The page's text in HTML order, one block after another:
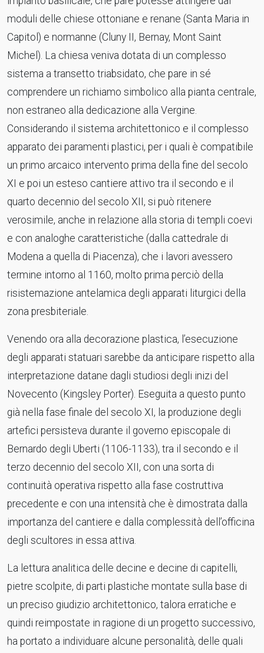
moduli delle chiese ottoniane e renane (Santa Maria in
Capitol) e normanne (Cluny II, Bernay, Mont Saint
Michel). La chiesa veniva dotata di un complesso
sistema a transetto triabsidato, che pare in sé
comprendere un richiamo simbolico alla pianta centrale,
non estraneo alla dedicazione alla Vergine.
Considerando il sistema architettonico e il complesso
apparato dei paramenti plastici, per i quali è compatibile
un primo arcaico intervento prima della fine del secolo
XI e poi un esteso cantiere attivo tra il secondo e il
quarto decennio del secolo XII, si può ritenere
verosimile, anche in relazione alla storia di templi coevi
e con analoghe caratteristiche (dalla cattedrale di
Modena a quella di Piacenza), che i lavori avessero
termine intorno al 1160, molto prima perciò della
risistemazione antelamica degli apparati liturgici della
zona presbiteriale.
Venendo ora alla decorazione plastica, l’esecuzione
degli apparati statuari sarebbe da anticipare rispetto alla
interpretazione datane dagli studiosi degli inizi del
Novecento (Kingsley Porter). Eseguita a questo punto
già nella fase finale del secolo XI, la produzione degli
artefici persisteva durante il governo episcopale di
Bernardo degli Uberti (1106-1133), tra il secondo e il
terzo decennio del secolo XII, con una sorta di
continuità operativa rispetto alla fase costruttiva
precedente e con una intensità che è dimostrata dalla
importanza del cantiere e dalla complessità dell’officina
degli scultores in essa attiva.
La lettura analitica delle decine e decine di capitelli,
pietre scolpite, di parti plastiche montate sulla base di
un preciso giudizio architettonico, talora erratiche e
quindi reimpostate in ragione di un progetto successivo,
ha portato a individuare alcune personalità, delle quali